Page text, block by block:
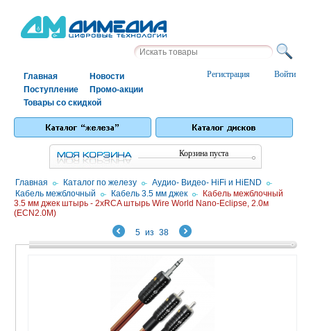
Войти
Регистрация
Главная
Новости
Поступление
Промо-акции
Товары со скидкой
Корзина пуста
Главная / Каталог по железу / Аудио- Видео- HiFi и HiEND /
Кабель межблочный / Кабель 3.5 мм джек /
Кабель межблочный
3.5 мм джек штырь - 2xRCA штырь Wire World Nano-Eclipse, 2.0м
(ECN2.0M)
5 из 38